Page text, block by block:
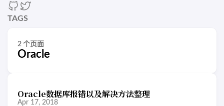
TAGS
2 个页面
Oracle
Oracle数据库报错以及解决方法整理
Apr 17, 2018